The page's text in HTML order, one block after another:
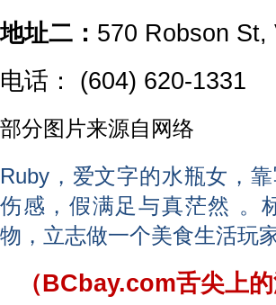
地址二： 570 Robson St,
电话： (604) 620-1331
部分图片来源自网络
Ruby，爱文字的水瓶女，
伤感，假满足与真茫然 。
物，立志做一个美食生活玩家
（BCbay.com舌尖上